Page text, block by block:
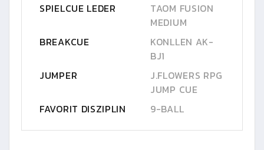
SPIELCUE LEDER
TAOM FUSION
MEDIUM
BREAKCUE
KONLLEN AK-
BJ1
JUMPER
J.FLOWERS RPG
JUMP CUE
FAVORIT DISZIPLIN
9-BALL